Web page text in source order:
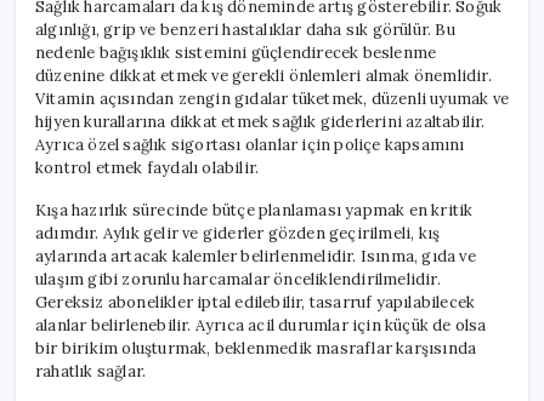
Sağlık harcamaları da kış döneminde artış gösterebilir. Soğuk
algınlığı, grip ve benzeri hastalıklar daha sık görülür. Bu
nedenle bağışıklık sistemini güçlendirecek beslenme
düzenine dikkat etmek ve gerekli önlemleri almak önemlidir.
Vitamin açısından zengin gıdalar tüketmek, düzenli uyumak ve
hijyen kurallarına dikkat etmek sağlık giderlerini azaltabilir.
Ayrıca özel sağlık sigortası olanlar için poliçe kapsamını
kontrol etmek faydalı olabilir.
Kışa hazırlık sürecinde bütçe planlaması yapmak en kritik
adımdır. Aylık gelir ve giderler gözden geçirilmeli, kış
aylarında artacak kalemler belirlenmelidir. Isınma, gıda ve
ulaşım gibi zorunlu harcamalar önceliklendirilmelidir.
Gereksiz abonelikler iptal edilebilir, tasarruf yapılabilecek
alanlar belirlenebilir. Ayrıca acil durumlar için küçük de olsa
bir birikim oluşturmak, beklenmedik masraflar karşısında
rahatlık sağlar.